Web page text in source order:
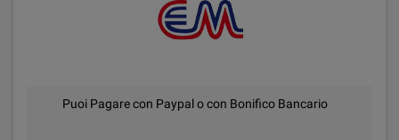
Puoi Pagare con Paypal o con Bonifico Bancario